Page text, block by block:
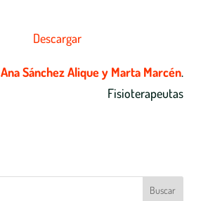
Descargar
Ana Sánchez Alique y Marta Marcén.
Fisioterapeutas